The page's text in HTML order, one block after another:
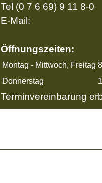
Tel (0 7 6 69) 9 11 8-0
E-Mail:
Öffnungszeiten:
Montag - Mittwoch, Freitag
Donnerstag
Terminvereinbarung